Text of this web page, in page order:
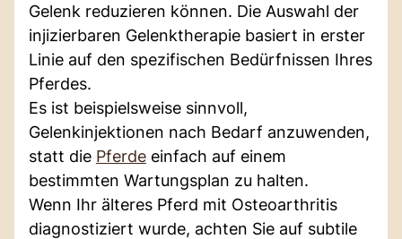
Gelenk reduzieren können. Die Auswahl der
injizierbaren Gelenktherapie basiert in erster
Linie auf den spezifischen Bedürfnissen Ihres
Pferdes.
Es ist beispielsweise sinnvoll,
Gelenkinjektionen nach Bedarf anzuwenden,
statt die Pferde einfach auf einem
bestimmten Wartungsplan zu halten.
Wenn Ihr älteres Pferd mit Osteoarthritis
diagnostiziert wurde, achten Sie auf subtile